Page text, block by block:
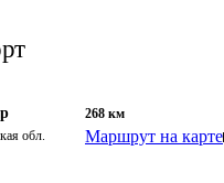
обл.
268 км
Маршрут на карте